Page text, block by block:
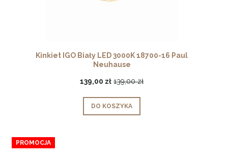
Kinkiet IGO Biały LED 3000K 18700-16 Paul
Neuhause
139,00 zł 139,00 zł
DO KOSZYKA
PROMOCJA